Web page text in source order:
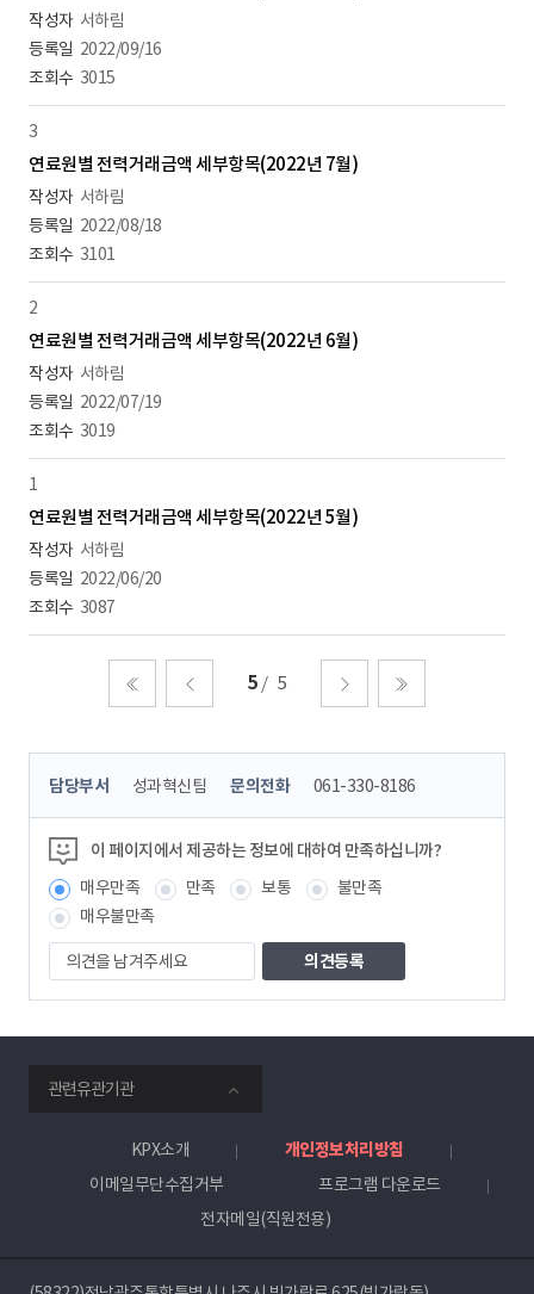
서하림
2022/09/16
3015
3
연료원별 전력거래금액 세부항목(2022년 7월)
서하림
2022/08/18
3101
2
연료원별 전력거래금액 세부항목(2022년 6월)
서하림
2022/07/19
3019
1
연료원별 전력거래금액 세부항목(2022년 5월)
서하림
2022/06/20
3087
5 5
콘
츠
정
보
책
임
자
담당부서 성과혁신팀 문의전화 061-330-8186
이 페이지에서 제공하는 정보에 대하여 만족하십니까?
매우만족
만족 보통
불만족
매우불만족
의
견
을
겨
주
세
요
관련유관기관
KPX소개
개인정보처리방침
이메일무단수집거부
프로그램 다운로드
전자메일(직원전용)